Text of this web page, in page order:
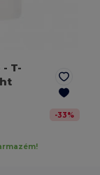
- T-
-33%